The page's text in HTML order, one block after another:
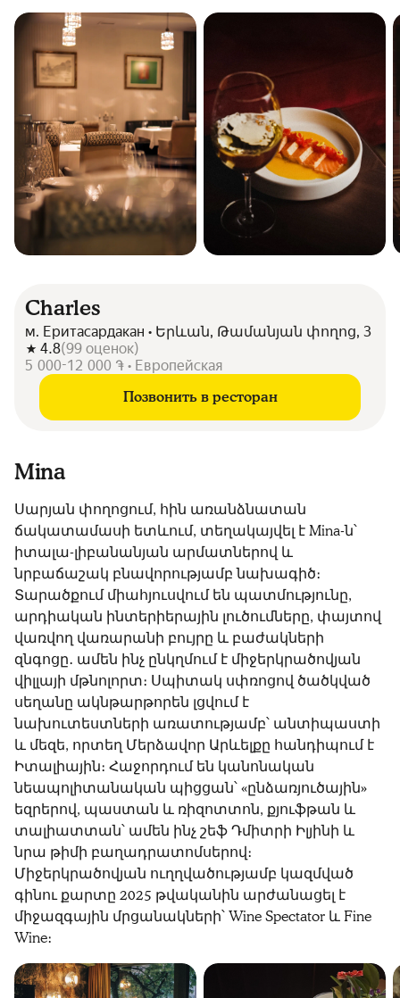
Charles
м. Еритасардакан • Երևան, Թամանյան փողոց, 3
4.8(99 оценок)
5 000-12 000 ֏ • Европейская
Позвонить в ресторан
Mina
Սարյան փողոցում, հին առանձնատան
ճակատամասի ետևում, տեղակայվել է Mina-ն՝
իտալա-լիբանանյան արմատներով և
նրբաճաշակ բնավորությամբ նախագիծ։
Տարածքում միահյուսվում են պատմությունը,
արդիական ինտերիերային լուծումները, փայտով
վառվող վառարանի բույրը և բաժակների
զնգոցը․ ամեն ինչ ընկղմում է միջերկրածովյան
վիլլայի մթնոլորտ։ Սպիտակ սփռոցով ծածկված
սեղանը ակնթարթորեն լցվում է
նախուտեստների առատությամբ՝ անտիպաստի
և մեզե, որտեղ Մերձավոր Արևելքը հանդիպում է
Իտալիային։ Հաջորդում են կանոնական
նեապոլիտանական պիցցան՝ «ընձառյուծային»
եզրերով, պաստան և ռիզոտտոն, քյուֆթան և
տալիատտան՝ ամեն ինչ շեֆ Դմիտրի Իլյինի և
նրա թիմի բաղադրատոմսերով։
Միջերկրածովյան ուղղվածությամբ կազմված
գինու քարտը 2025 թվականին արժանացել է
միջազգային մրցանակների՝ Wine Spectator և Fine
Wine։